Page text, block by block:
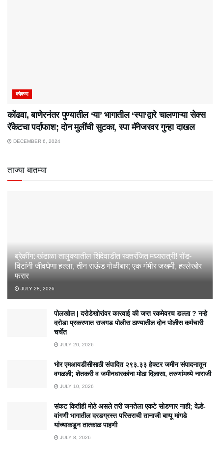
कोकण
कोंढवा, बाणेरनंतर पुण्यातील ‘या’ भागातील ‘स्पा’द्वारे चालणाऱ्या सेक्स
रॅकेटचा पर्दाफाश; दोन मुलींची सुटका, स्पा मॅनेजरवर गुन्हा दाखल
DECEMBER 6, 2024
ताज्या बातम्या
ब्रेकींग: खंडाळा तालुक्यातील शिंदेवाडीत रक्तरंजित मध्यरात्री! रॉड-
विटांनी जीवघेणा हल्ला, तीन राऊंड गोळीबार; एक गंभीर जखमी, हल्लेखोर
फरार
JULY 28, 2026
पोलखोल | दरोडेखोरांवर कारवाई की जप्त रकमेवरच डल्ला ? नऱ्हे
दरोडा प्रकरणात राजगड पोलीस ठाण्यातील दोन पोलीस कर्मचारी
चर्चेत
JULY 20, 2026
भोर एमआयडीसीसाठी संपादित २९३.३३ हेक्टर जमीन संपादनातून
वगळली; शेतकरी व जमीनधारकांना मोठा दिलासा, तरुणांमध्ये नाराजी
JULY 10, 2026
संकट कितीही मोठे असले तरी जनतेला एकटे सोडणार नाही; वेल्हे-
वांगणी भागातील दरडग्रस्त परिसराची तानाजी बाप्पू मांगडे
यांच्याकडून तात्काळ पाहणी
JULY 8, 2026